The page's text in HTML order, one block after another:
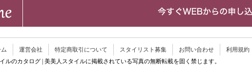
運営会社 特定商取引について スタイリスト募集 お問い合わせ
利用規約
ルのカタログ | 美美人スタイルに掲載されている写真の無断転載を固く禁じます。